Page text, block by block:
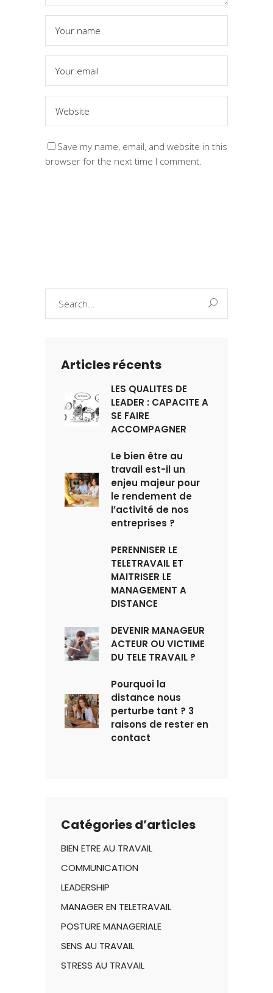
Save my name, email, and website in this
browser for the next time I comment.
Articles récents
LES QUALITES DE
LEADER : CAPACITE A
SE FAIRE
ACCOMPAGNER
Le bien être au
travail est-il un
enjeu majeur pour
le rendement de
l’activité de nos
entreprises ?
PERENNISER LE
TELETRAVAIL ET
MAITRISER LE
MANAGEMENT A
DISTANCE
DEVENIR MANAGEUR
ACTEUR OU VICTIME
DU TELE TRAVAIL ?
Pourquoi la
distance nous
perturbe tant ? 3
raisons de rester en
contact
Catégories d’articles
BIEN ETRE AU TRAVAIL
COMMUNICATION
LEADERSHIP
MANAGER EN TELETRAVAIL
POSTURE MANAGERIALE
SENS AU TRAVAIL
STRESS AU TRAVAIL